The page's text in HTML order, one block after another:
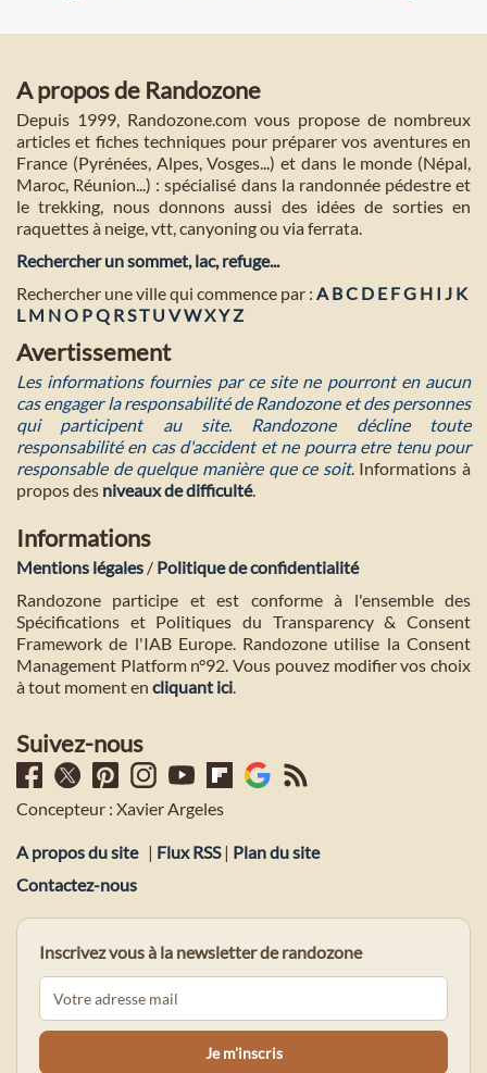
A propos de Randozone
Depuis 1999, Randozone.com vous propose de nombreux
articles et fiches techniques pour préparer vos aventures en
France (Pyrénées, Alpes, Vosges...) et dans le monde (Népal,
Maroc, Réunion...) : spécialisé dans la randonnée pédestre et
le trekking, nous donnons aussi des idées de sorties en
raquettes à neige, vtt, canyoning ou via ferrata.
Rechercher un sommet, lac, refuge...
Rechercher une ville qui commence par : A BC D E FG H I J K
L M NO PQ RST U VWXYZ
Avertissement
Les informations fournies par ce site ne pourront en aucun
cas engager la responsabilité de Randozone et des personnes
qui participent au site. Randozone décline toute
responsabilité en cas d'accident et ne pourra etre tenu pour
responsable de quelque manière que ce soit. Informations à
propos des niveaux de difficulté.
Informations
Mentions légales / Politique de confidentialité
Randozone participe et est conforme à l'ensemble des
Spécifications et Politiques du Transparency & Consent
Framework de l'IAB Europe. Randozone utilise la Consent
Management Platform n°92. Vous pouvez modifier vos choix
à tout moment en cliquant ici.
Suivez-nous
Concepteur : Xavier Argeles
A propos du site | Flux RSS| Plan du site
Contactez-nous
Inscrivez vous à la newsletter de randozone